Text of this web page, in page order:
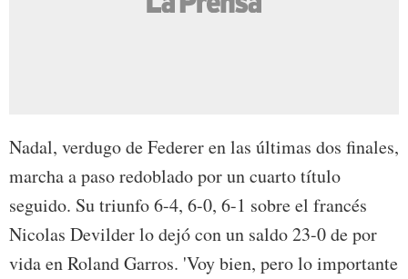
Nadal, verdugo de Federer en las últimas dos finales,
marcha a paso redoblado por un cuarto título
seguido. Su triunfo 6-4, 6-0, 6-1 sobre el francés
Nicolas Devilder lo dejó con un saldo 23-0 de por
vida en Roland Garros. 'Voy bien, pero lo importante